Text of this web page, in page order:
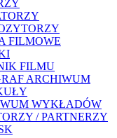
FILMOWE
FILMU
ARCHIWUM
WYKŁADÓW
/ PARTNERZY